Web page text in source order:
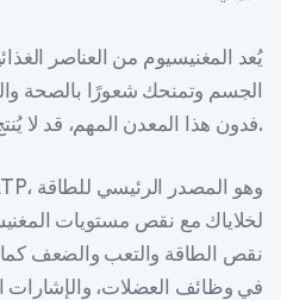
يُعد المغنيسيوم من العناصر
الجسم وتمنحك شعورًا بالصحة
فدون هذا المعدن المهم، قد لا يُنتج جسمك طاقة كافية.
لخلاياك مع نقص مستويات
نقص الطاقة والتعب والضعف كما
في وظائف العضلات، والإشارات